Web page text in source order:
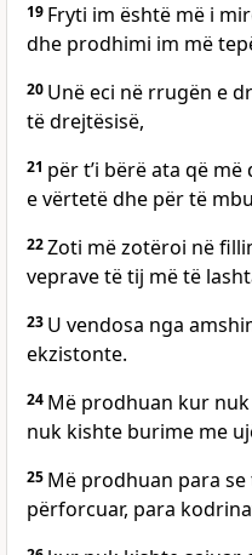
19 Fryti im është më i
dhe prodhimi im më
20 Unë eci në rrugën e
të drejtësisë,
21 për t’i bërë ata që
e vërtetë dhe për të
22Zoti më zotëroi në
veprave të tij më të
23 U vendosa nga
ekzistonte.
24 Më prodhuan kur
nuk kishte burime me
25 Më prodhuan para
përforcuar, para